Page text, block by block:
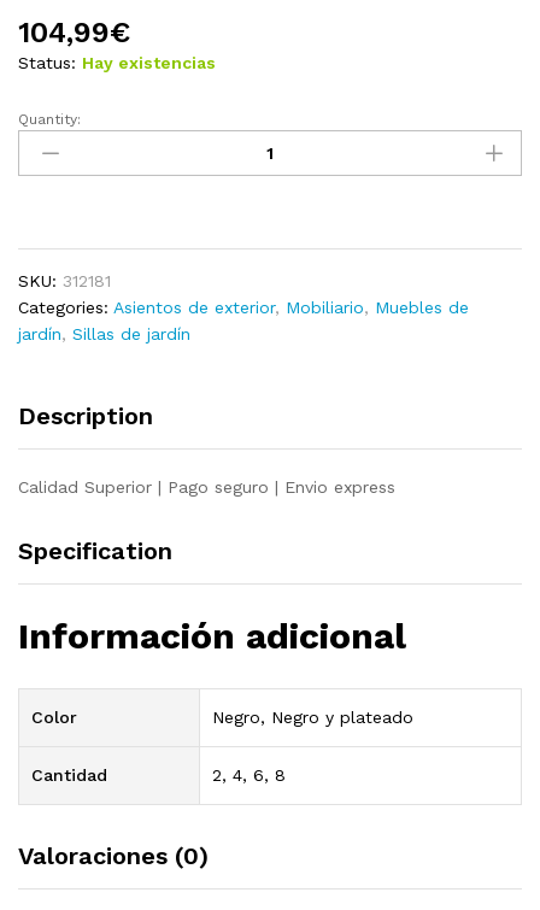
104,99€
Status: Hay existencias
Sillas
plegables
de
aluminio
y
textilene
Quantity:
SKU: 312181
Categories: Asientos de exterior, Mobiliario, Muebles de
jardín, Sillas de jardín
Description
Calidad Superior | Pago seguro | Envio express
Specification
Información adicional
Color Negro, Negro y plateado
Cantidad 2, 4, 6, 8
Valoraciones (0)